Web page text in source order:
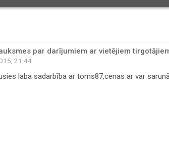
par darījumiem ar vietējiem
21:44
laba sadarbība ar toms87,cenas ar var